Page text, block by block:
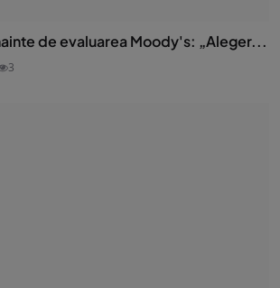
de evaluarea Moody's: „Aleger...
3